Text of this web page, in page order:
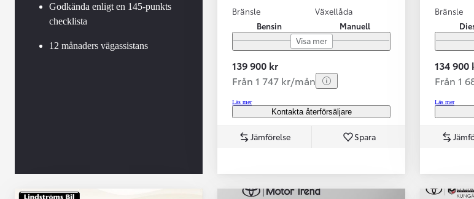
Från 324
Från 3
Nya Corolla Cross
Toyota C-
Godkända enligt en 145-punkts
checklista
12 månaders vägassistans
Bränsle
Bensin
Växellåda
Manuell
Visa mer
139 900 kr
Från 1 747 kr/mån
Läs mer
Kontakta återförsäljare
Jämförelse Spara
Bränsle
134 900
Från 1
Läs mer